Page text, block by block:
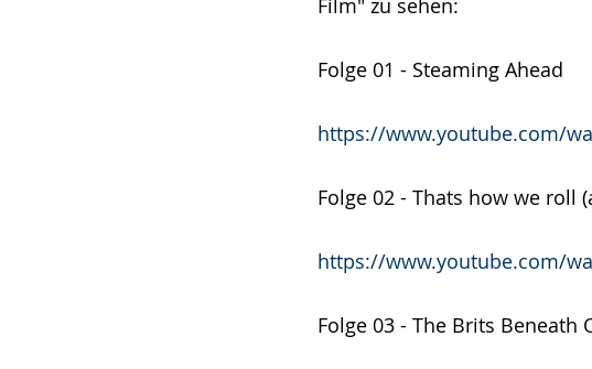
Film" zu sehen:
Folge 01 - Steaming Ahead
https://www.youtube.com/
Folge 02 - Thats how we roll
https://www.youtube.com/
Folge 03 - The Brits Beneath